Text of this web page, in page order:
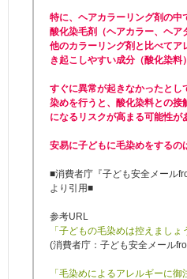
特に、ヘアカラーリング剤の中
酸化染毛剤（ヘアカラー、ヘア
他のカラーリング剤と比べてア
き起こしやすい成分（酸化染料
すぐに異常が起きなかったとし
染めを行うと、酸化染料との接
になるリスクが高まる可能性が
安易に子どもに毛染めをするの
■消費者庁『子ども安全メール
より引用■
参考URL
「子どもの毛染めは控えましょ
(消費者庁：子ども安全メール
「毛染めによるアレルギーに御